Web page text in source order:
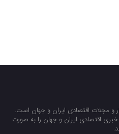
و مجلات اقتصادی ایران و جهان است.
خبری اقتصادی ایران و جهان را به صورت